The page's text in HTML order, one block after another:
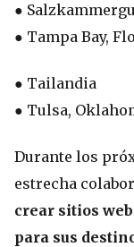
●
● Tampa Bay,
● Tailandia
● Tulsa,
Durante los
estrecha
crear sitios
para sus